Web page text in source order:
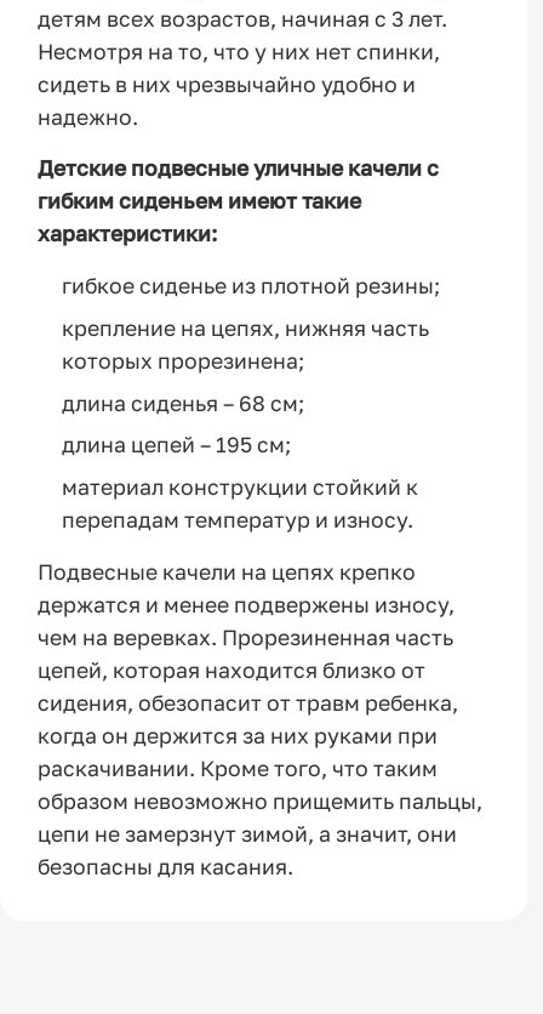
детям всех возрастов, начиная с 3 лет.
Несмотря на то, что у них нет спинки,
сидеть в них чрезвычайно удобно и
надежно.
Детские подвесные уличные качели с
гибким сиденьем имеют такие
характеристики:
гибкое сиденье из плотной резины;
крепление на цепях, нижняя часть
которых прорезинена;
длина сиденья – 68 см;
длина цепей – 195 см;
материал конструкции стойкий к
перепадам температур и износу.
Подвесные качели на цепях крепко
держатся и менее подвержены износу,
чем на веревках. Прорезиненная часть
цепей, которая находится близко от
сидения, обезопасит от травм ребенка,
когда он держится за них руками при
раскачивании. Кроме того, что таким
образом невозможно прищемить пальцы,
цепи не замерзнут зимой, а значит, они
безопасны для касания.